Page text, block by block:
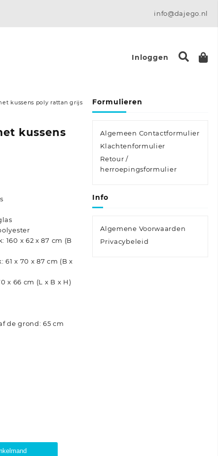
info@dajego.nl
Inloggen
kussens poly rattan grijs
kussens
x 62 x 87 cm (B
x 70 x 87 cm (B x
x 66 cm (L x B x H)
de grond: 65 cm
Formulieren
Algemeen Contactformulier
Klachtenformulier
Retour /
herroepingsformulier
Info
Algemene Voorwaarden
Privacybeleid